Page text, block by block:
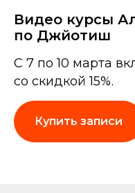
Видео курсы
по Джйотиш
С 7 по 10 марта
со скидкой 15%.
Купить записи